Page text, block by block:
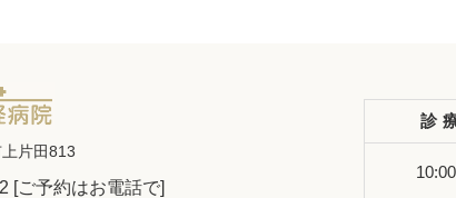
片田813
[ご予約はお電話で]
診